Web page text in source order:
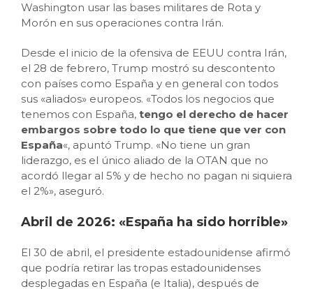
Washington usar las bases militares de Rota y
Morón en sus operaciones contra Irán.
Desde el inicio de la ofensiva de EEUU contra Irán,
el 28 de febrero, Trump mostró su descontento
con países como España y en general con todos
sus «aliados» europeos. «Todos los negocios que
tenemos con España, tengo el derecho de hacer
embargos sobre todo lo que tiene que ver con
España«, apuntó Trump. «No tiene un gran
liderazgo, es el único aliado de la OTAN que no
acordó llegar al 5% y de hecho no pagan ni siquiera
el 2%», aseguró.
Abril de 2026: «España ha sido horrible»
El 30 de abril, el presidente estadounidense afirmó
que podría retirar las tropas estadounidenses
desplegadas en España (e Italia), después de